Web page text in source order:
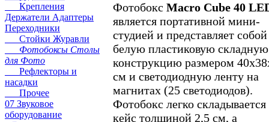
Крепления
Держатели Адаптеры
Переходники
Стойки Журавли
Фотобоксы Столы
для Фото
Рефлекторы и
насадки
Прочее
07 Звуковое
оборудование
Фотобокс Macro Cube 40
является портативной мини-
студией и представляет собой
белую пластиковую складную
конструкцию размером
см и светодиодную ленту на
магнитах (25 светодиодов).
Фотобокс легко складывается
кейс толщиной 2,5 см, а